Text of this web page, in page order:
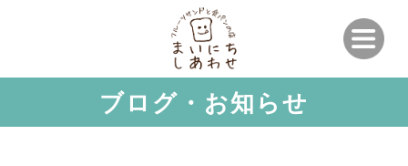
ブログ・お知らせ